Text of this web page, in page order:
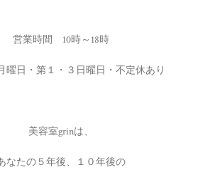
営業時間 10時～18時
日・第１・３日曜日・不定休あり
美容室grinは、
なたの５年後、１０年後の